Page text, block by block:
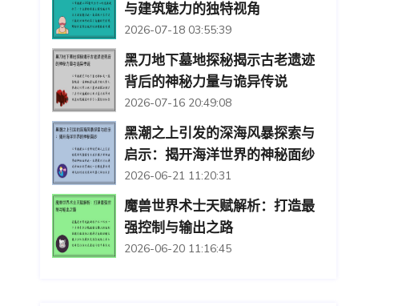
与建筑魅力的独特视角
2026-07-18 03:55:39
黑刀地下墓地探秘揭示古老遗迹
背后的神秘力量与诡异传说
2026-07-16 20:49:08
黑潮之上引发的深海风暴探索与
启示：揭开海洋世界的神秘面纱
2026-06-21 11:20:31
魔兽世界术士天赋解析：打造最
强控制与输出之路
2026-06-20 11:16:45